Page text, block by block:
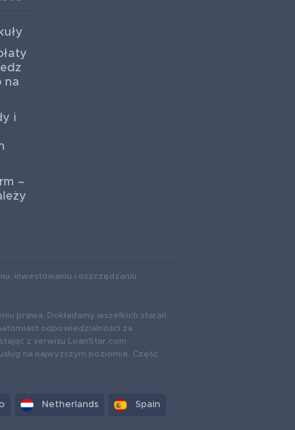
na
i
–
inwestowaniu i oszczędzaniu
prawa. Dokładamy wszelkich starań,
odpowiedzialności za
z serwisu LoanStar.com
na najwyższym poziomie. Część
Netherlands Spain